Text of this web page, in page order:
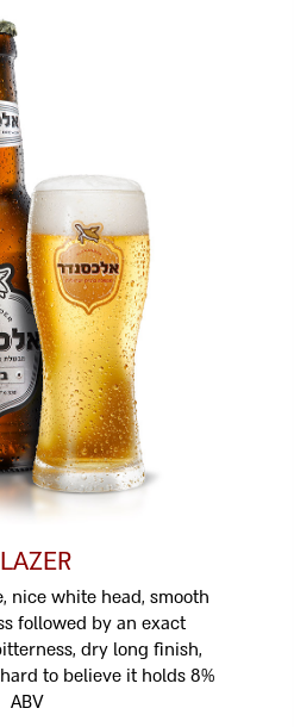
nice white head, smooth
followed by an exact
dry long finish,
to believe it holds 8%
ABV